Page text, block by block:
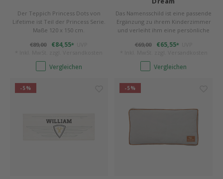
Der Teppich Princess Dots von
Lifetime ist Teil der Princess Serie.
Maße 120 x 150 cm.
€89,00
€84,55*
Vergleichen
Das Namensschild ist eine passende
Ergänzung zu ihrem Kinderzimmer
und verleiht ihm eine persönliche
€69,00
€65,55*
Vergleichen
-5% -5%